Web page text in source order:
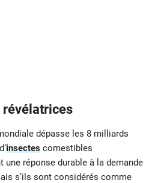
révélatrices
dépasse les 8 milliards
insectes comestibles
réponse durable à la demande
s’ils sont considérés comme